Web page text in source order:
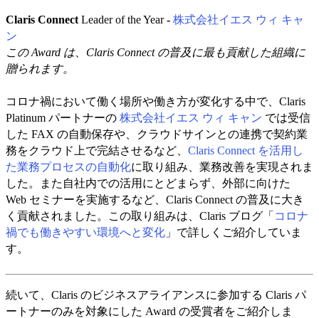
Claris Connect Leader of the Year- 株式会社イエス ウィ キャ
ン
この Award は、Claris Connect の普及に最も貢献した組織に
贈られます。
コロナ禍において働く場所や働き方が変化する中で、Claris
Platinum パートナーの 株式会社イエス ウィ キャン では受信
した FAX の自動保存や、クラウドサインとの連携で契約業
務をクラウド上で完結させるなど、 Claris Connect を活用し
た業務プロセスの自動化に取り組み、業務改善を実現されま
した。また自社内での活用にとどまらず、外部に向けた
Web セミナーを実施するなど、Claris Connect の普及に大き
く貢献されました。この取り組みは、Claris ブログ「 コロナ
禍でも働きやすい環境へと変化 」で詳しくご紹介していま
す。
続いて、Claris のビジネスアライアンスに参加する Claris パ
ートナーのみを対象にした Award の受賞者をご紹介しま